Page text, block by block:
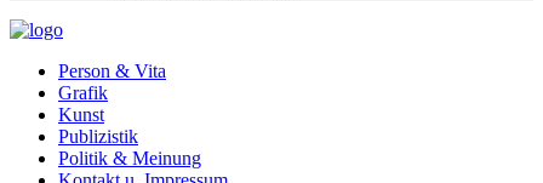
Person & Vita
Grafik
Kunst
Publizistik
Politik & Meinung